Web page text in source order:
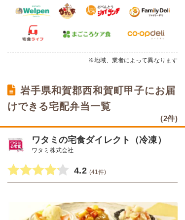
※地域、業者によって異なります
岩手県和賀郡西和賀町甲子にお届
けできる宅配弁当一覧
(2件)
ワタミの宅食ダイレクト（冷凍）
ワタミ株式会社
4.2 (41件)